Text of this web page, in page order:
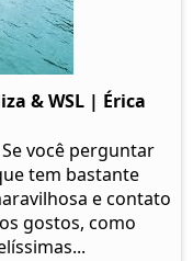
& WSL | Érica
você perguntar
tem bastante
e contato
gostos, como